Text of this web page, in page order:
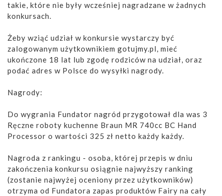
takie, które nie były wcześniej nagradzane w żadnych
konkursach.
Żeby wziąć udział w konkursie wystarczy być
zalogowanym użytkownikiem gotujmy.pl, mieć
ukończone 18 lat lub zgodę rodziców na udział, oraz
podać adres w Polsce do wysyłki nagrody.
Nagrody:
Do wygrania Fundator nagród przygotował dla was 3
Ręczne roboty kuchenne Braun MR 740cc BC Hand
Processor o wartości 325 zł netto każdy każdy.
Nagroda z rankingu - osoba, której przepis w dniu
zakończenia konkursu osiągnie najwyższy ranking
(zostanie najwyżej oceniony przez użytkowników)
otrzyma od Fundatora zapas produktów Fairy na cały